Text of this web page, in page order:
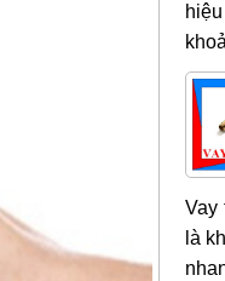
Vay
là